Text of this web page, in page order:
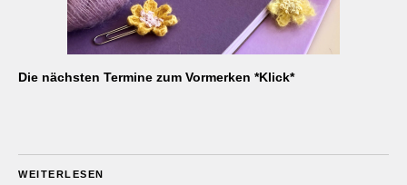
Die nächsten Termine zum Vormerken *Klick*
WEITERLESEN